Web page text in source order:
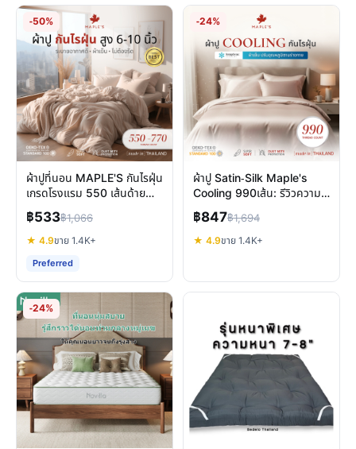
-50%
ผ้าปูที่นอน MAPLE'S กันไรฝุ่น
เกรดโรงแรม 550 เส้นด้าย
หลับสบายสำหรับคนภูมิแพ้
฿533฿1,066
★ 4.9ขาย 1.4K+
Preferred
-24%
ผ้าปู Satin-Silk Maple's
Cooling 990เส้น: รีวิวความ
สบาย หลับเย็นตลอดคืน
฿847฿1,694
★ 4.9ขาย 1.4K+
-24%